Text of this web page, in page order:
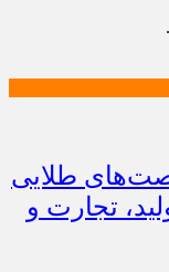
طلایی
تجارت و